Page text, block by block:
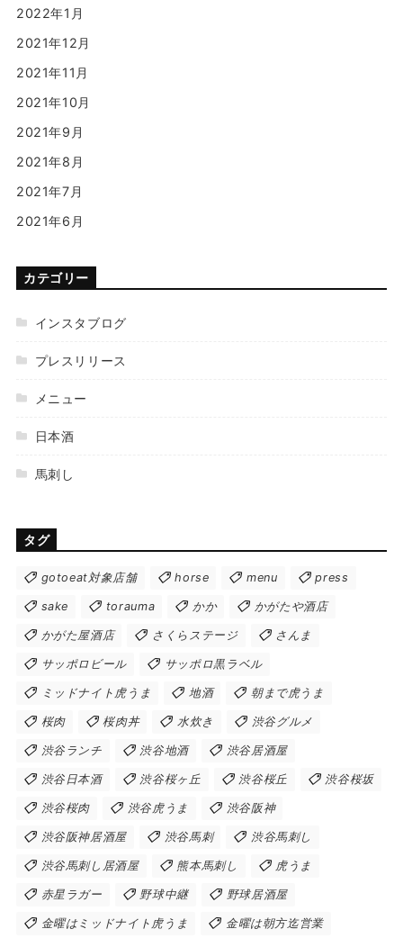
2022年1月
2021年12月
2021年11月
2021年10月
2021年9月
2021年8月
2021年7月
2021年6月
カテゴリー
インスタブログ
プレスリリース
メニュー
日本酒
馬刺し
タグ
gotoeat対象店舗 horse menu press
sake torauma かか かがたや酒店
かがた屋酒店 さくらステージ さんま
サッポロビール サッポロ黒ラベル
ミッドナイト虎うま 地酒 朝まで虎うま
桜肉 桜肉丼 水炊き 渋谷グルメ
渋谷ランチ 渋谷地酒 渋谷居酒屋
渋谷日本酒 渋谷桜ヶ丘 渋谷桜丘 渋谷桜坂
渋谷桜肉 渋谷虎うま 渋谷阪神
渋谷阪神居酒屋 渋谷馬刺 渋谷馬刺し
渋谷馬刺し居酒屋 熊本馬刺し 虎うま
赤星ラガー 野球中継 野球居酒屋
金曜はミッドナイト虎うま 金曜は朝方迄営業